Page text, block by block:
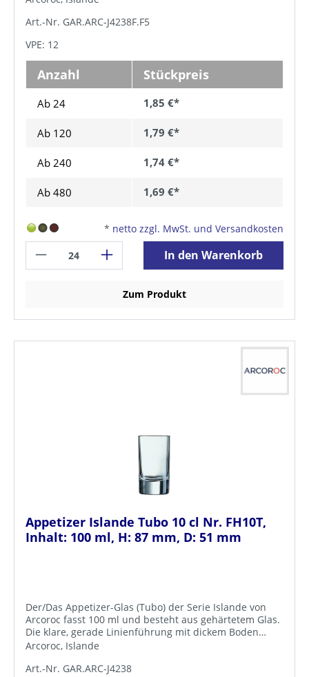
harten Einsatz in Gastronomie und
harten Gastronomie- und Hotellerie-EinsatzFüllstrich
bei 5 cl für portionsgenaues AnrichtenGerade, zeitlos-
elegante Linienführung mit dickem Boden für sicheren
Stand, spülmaschinenfestInhalt 100 ml (H 87 mm, D 51
mm), Serie Arcoroc Islande
Art.-Nr. GAR.ARC-J4238F.F5
VPE: 12
Anzahl Stückpreis
Ab 24 1,85 €*
Ab 120 1,79 €*
Ab 240 1,74 €*
Ab 480 1,69 €*
* netto zzgl. MwSt. und Versandkosten
In den Warenkorb
Zum Produkt
Appetizer Islande Tubo 10 cl Nr. FH10T,
Inhalt: 100 ml, H: 87 mm, D: 51 mm
Der/Das Appetizer-Glas (Tubo) der Serie Islande von
Arcoroc fasst 100 ml und besteht aus gehärtetem Glas.
Die klare, gerade Linienführung mit dickem Boden
macht die Gläser robust und stoßfest für den harten
robust und stoßfest für den harten Gastronomie- und
Arcoroc, Islande
Art.-Nr. GAR.ARC-J4238